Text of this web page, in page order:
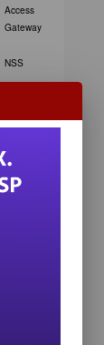
Access
Gateway
NSS
Open
Services
Switch